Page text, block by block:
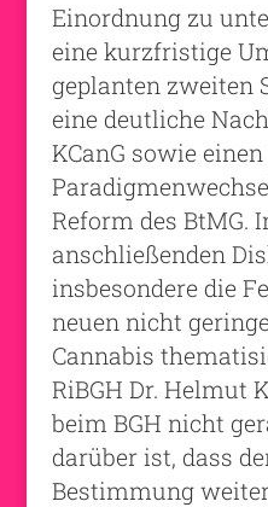
Einordnung zu
eine kurzfristige
geplanten zweiten
eine deutliche
KCanG sowie
Reform des BtMG.
anschließenden
insbesondere die
neuen nicht
Cannabis
RiBGH Dr. Helmut
beim BGH nicht
darüber ist, dass
Bestimmung